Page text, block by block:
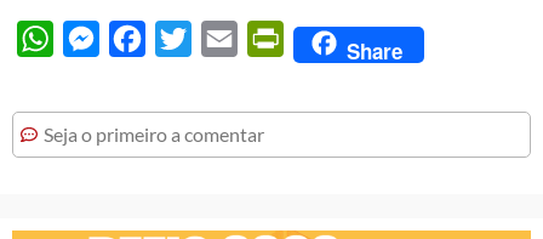
WhatsAppMessengerFacebook
Twitter Email PrintFriendly
Share
Seja o primeiro a comentar